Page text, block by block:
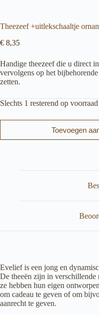
Theezeef +uitlekschaaltje
€ 8,35
Handige theezeef die u direct
vervolgens op het
zetten.
Slechts 1 resterend op voorraad
Toevoegen
Evelief is een jong en
De theeën zijn in
ze hebben hun eigen
om cadeau te geven of om
aanrecht te geven.